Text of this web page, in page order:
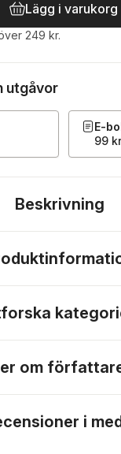
Lägg i varukorg
249 kr.
utgåvor
E-
99 kr
Beskrivning
om
i